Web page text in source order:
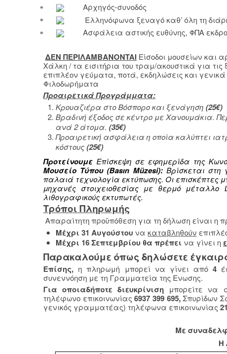
Αρχηγός-συνοδός
Ελληνόφωνα ξεναγό καθ’ όλη τη
Ασφάλεια αστικής ευθύνης, ΦΠΑ
ΔΕΝ ΠΕΡΙΛΑΜΒΑΝONTAI Είσοδοι μουσείων και
Χάλκη / τα εισιτήρια του τραμ/ακουστικά για
επιπλέον γεύματα, ποτά, εκδηλώσεις και
Φιλοδωρήματα
Προαιρετικά Προγράμματα:
Κρουαζιέρα στο Βόσπορο και ξενάγηση (25€)
Βραδινή έξοδος σε κέντρο με Χανουμάκια.
ανά 2 άτομα. (35€)
Προαιρετική ασφάλεια η οποία καλύπτει
κόστους(25€)
ΠροτείνουμεΕπίσκεψη σε εφημερίδα της
Μουσείο Τύπου (Basın Müzesi):Βρίσκεται στη
παλαιά τεχνολογία εκτύπωσης. Οι επισκέπτες
μηχανές στοιχειοθεσίας με θερμό μέταλλο
λιθογραφικούς εκτυπωτές.
Τρόποι Πληρωμής
Απαραίτητη προϋπόθεση για τη δήλωση είναι η
Μέχρι 31 Αυγούστουνα καταβληθούν
Μέχρι 16 Σεπτεμβρίου θα πρέπει να γίνει η
Παρακαλούμε όπως δηλώσετε
Επίσης, η πληρωμή μπορεί να γίνει από4
συνεννόηση με τη Γραμματεία της Ενωσης.
Για οποιαδήποτε διευκρίνιση μπορείτε να
τηλέφωνο επικοινωνίας6937 399 695,Σπυρίδων
γενικός γραμματέας) τηλέφωνα επικοινωνίας
Με
Η